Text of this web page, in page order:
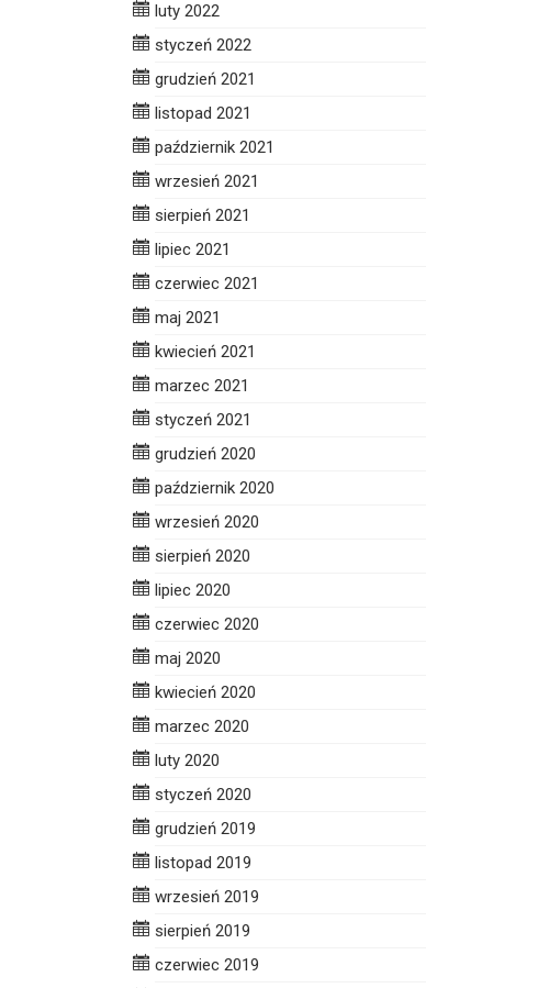
luty 2022
styczeń 2022
grudzień 2021
listopad 2021
październik 2021
wrzesień 2021
sierpień 2021
lipiec 2021
czerwiec 2021
maj 2021
kwiecień 2021
marzec 2021
styczeń 2021
grudzień 2020
październik 2020
wrzesień 2020
sierpień 2020
lipiec 2020
czerwiec 2020
maj 2020
kwiecień 2020
marzec 2020
luty 2020
styczeń 2020
grudzień 2019
listopad 2019
wrzesień 2019
sierpień 2019
czerwiec 2019